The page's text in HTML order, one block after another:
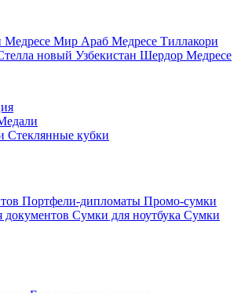
Медресе Мир Араб Медресе Тиллакори
новый Узбекистан Шердор Медресе
Стеклянные кубки
Портфели-дипломаты Промо-сумки
документов Сумки для ноутбука Сумки